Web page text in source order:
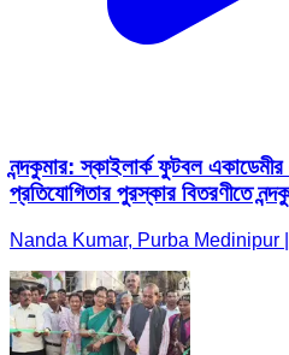
নন্দকুমার: স্কাইলার্ক ফুটবল
প্রতিযোগিতার পুরস্কার বিতরণীতে
Nanda Kumar, Purba Medinipur